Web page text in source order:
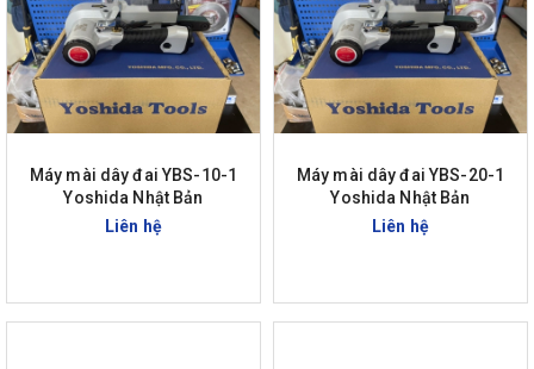
Máy mài dây đai YBS-10-1
Yoshida Nhật Bản
Liên hệ
Máy mài dây đai YBS-20-1
Yoshida Nhật Bản
Liên hệ